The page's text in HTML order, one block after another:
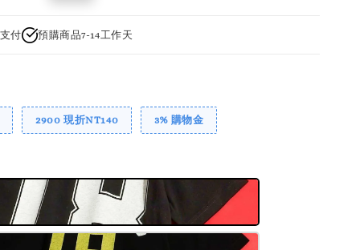
付 預購商品7-14工作天
2900 現折NT140 3% 購物金